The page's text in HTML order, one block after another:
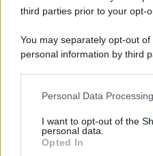
third parties prior to your opt-
You may separately opt-out
personal information by third
This information may also be
disclose it to other third
Please note that this website/
Personal Data
I want to opt-out of the
personal data.
Opted In